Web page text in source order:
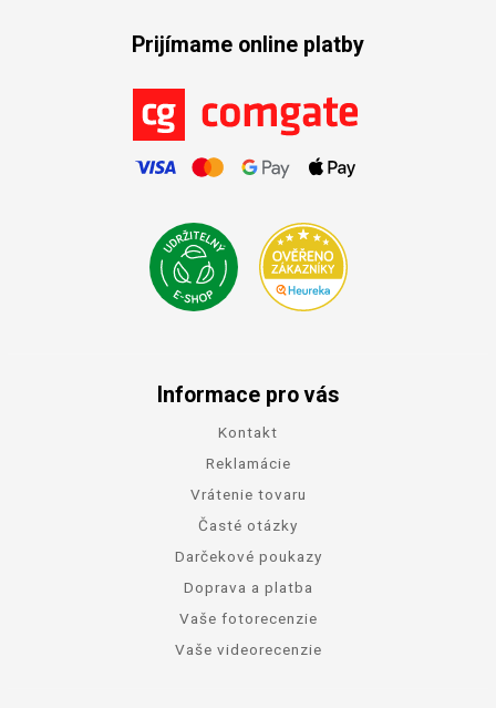
Prijímame online platby
Informace pro vás
Kontakt
Reklamácie
Vrátenie tovaru
Časté otázky
Darčekové poukazy
Doprava a platba
Vaše fotorecenzie
Vaše videorecenzie